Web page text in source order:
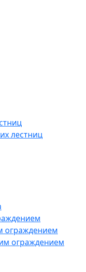
лестниц
ограждением
ограждением